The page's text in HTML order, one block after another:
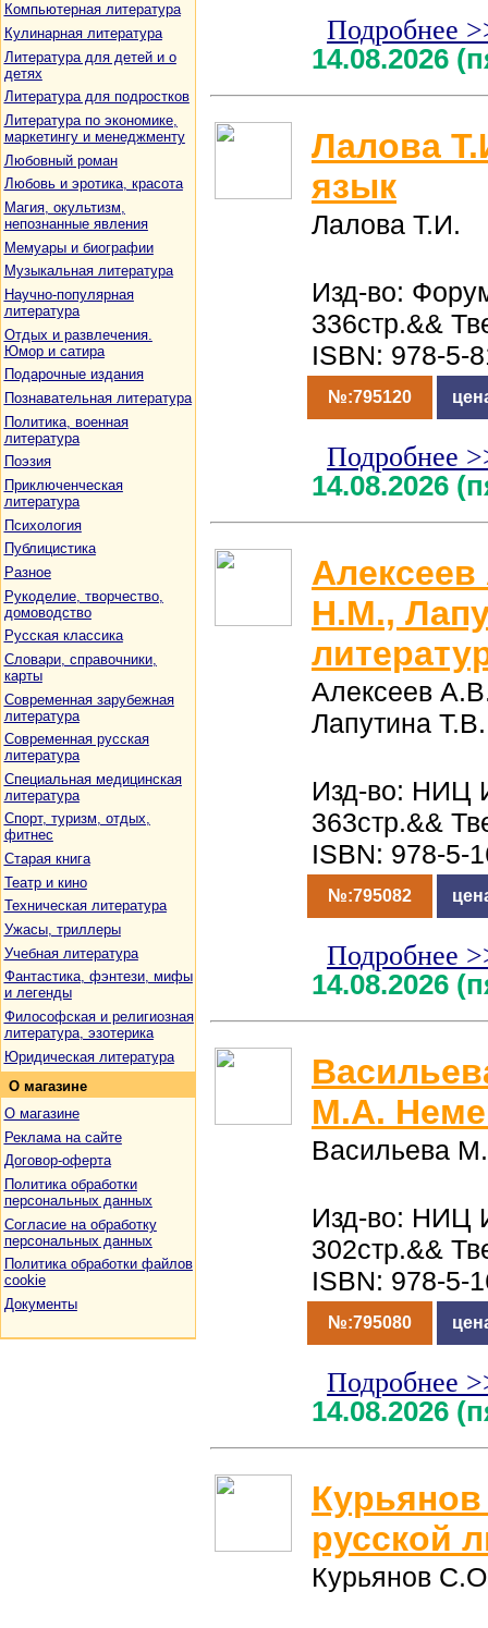
Компьютерная литература
Кулинарная литература
Литература для детей и о
детях
Литература для подростков
Литература по экономике,
маркетингу и менеджменту
Любовный роман
Любовь и эротика, красота
Магия, окультизм,
непознанные явления
Мемуары и биографии
Музыкальная литература
Научно-популярная
литература
Отдых и развлечения.
Юмор и сатира
Подарочные издания
Познавательная литература
Политика, военная
литература
Поэзия
Приключенческая
литература
Психология
Публицистика
Разное
Рукоделие, творчество,
домоводство
Русская классика
Словари, справочники,
карты
Современная зарубежная
литература
Современная русская
литература
Специальная медицинская
литература
Спорт, туризм, отдых,
фитнес
Старая книга
Театр и кино
Техническая литература
Ужасы, триллеры
Учебная литература
Фантастика, фэнтези, мифы
и легенды
Философская и религиозная
литература, эзотерика
Юридическая литература
О магазине
О магазине
Реклама на сайте
Договор-оферта
Политика обработки
персональных данных
Согласие на обработку
персональных данных
Политика обработки файлов
cookie
Документы
Подробнее
14.08.2026
Лалова
язык
Лалова Т.И.
Изд-во:
336стр.&&
ISBN: 978-5-
№:795120
Подробнее
14.08.2026
Н.М.,
Алексеев
Лапутина
Изд-во: НИЦ
363стр.&&
ISBN: 978-5-
№:795082
Подробнее
14.08.2026
М.А.
Васильева
Изд-во: НИЦ
302стр.&&
ISBN: 978-5-
№:795080
Подробнее
14.08.2026
русской
Курьянов